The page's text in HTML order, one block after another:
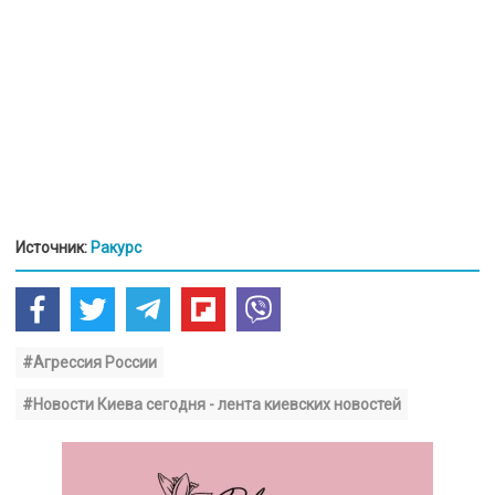
Источник: Ракурс
#Агрессия России
#Новости Киева сегодня - лента киевских новостей